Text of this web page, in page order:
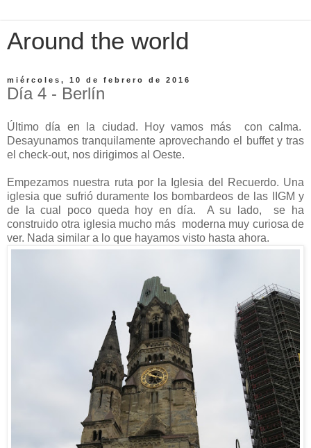
Around the world
miércoles, 10 de febrero de 2016
Día 4 - Berlín
Último día en la ciudad. Hoy vamos más con calma.
Desayunamos tranquilamente aprovechando el buffet y tras
el check-out, nos dirigimos al Oeste.
Empezamos nuestra ruta por la Iglesia del Recuerdo. Una
iglesia que sufrió duramente los bombardeos de las IIGM y
de la cual poco queda hoy en día. A su lado, se ha
construido otra iglesia mucho más moderna muy curiosa de
ver. Nada similar a lo que hayamos visto hasta ahora.